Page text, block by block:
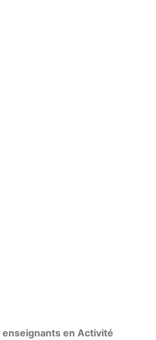
en Activité